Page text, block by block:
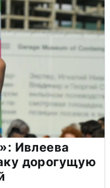
Ивлеева
дорогущую